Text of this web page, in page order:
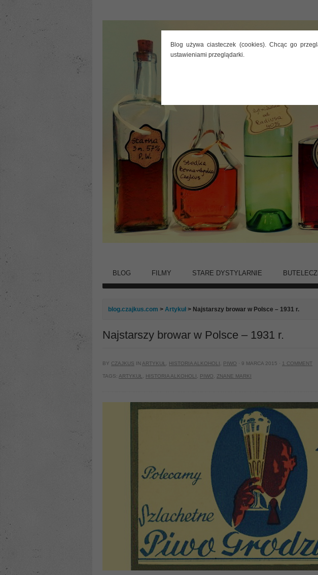
Blog używa ciasteczek (cookies). Chcąc go
ustawieniami przeglądarki.
BLOG FILMY STARE DYSTYLARNIE
blog.czajkus.com > Artykuł > Najstarszy browar w Polsce – 1931 r.
Najstarszy browar w Polsce – 1931 r.
BY CZAJKUS IN ARTYKUŁ HISTORIA ALKOHOLI PIWO · 9 MARCA 2015 · 1 COMMENT
TAGS: ARTYKUŁ HISTORIA ALKOHOLI PIWO ZNANE MARKI